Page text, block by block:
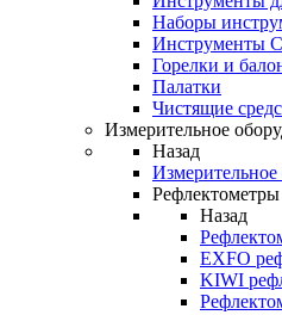
Наборы
Инструменты
Горелки и
Палатки
Чистящие
Измерительное
Назад
Измерительное
Рефлектометры
Назад
EXFO
KIWI